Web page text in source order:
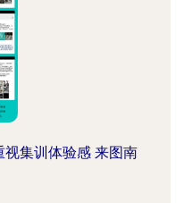
集训体验感 来图南